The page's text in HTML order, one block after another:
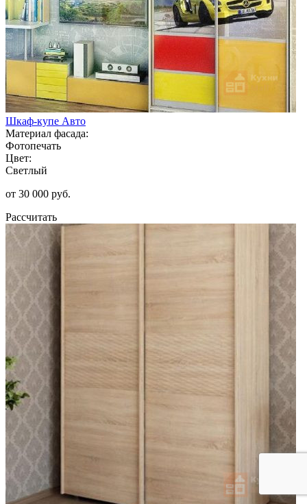
Шкаф-купе Авто
Материал фасада:
Фотопечать
Цвет:
Светлый
от 30 000 руб.
Рассчитать